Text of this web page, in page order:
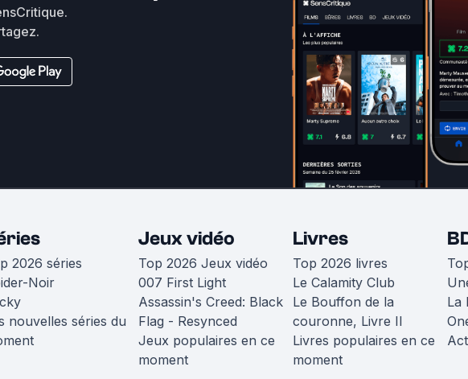
2026 séries
Noir
nouvelles séries du
Jeux vidéo
Top 2026 Jeux vidéo
007 First Light
Assassin's Creed: Black
Flag - Resynced
Jeux populaires en ce
moment
Livres
Top 2026 livres
Le Calamity Club
Le Bouffon de la
couronne, Livre II
Livres populaires en ce
moment
La